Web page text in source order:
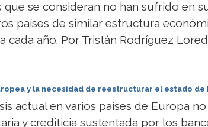
que se consideran no han sufrido en
países de similar estructura
cada año. Por Tristán Rodríguez
y la necesidad de reestructurar el estado de
actual en varios países de Europa
y crediticia sustentada por los